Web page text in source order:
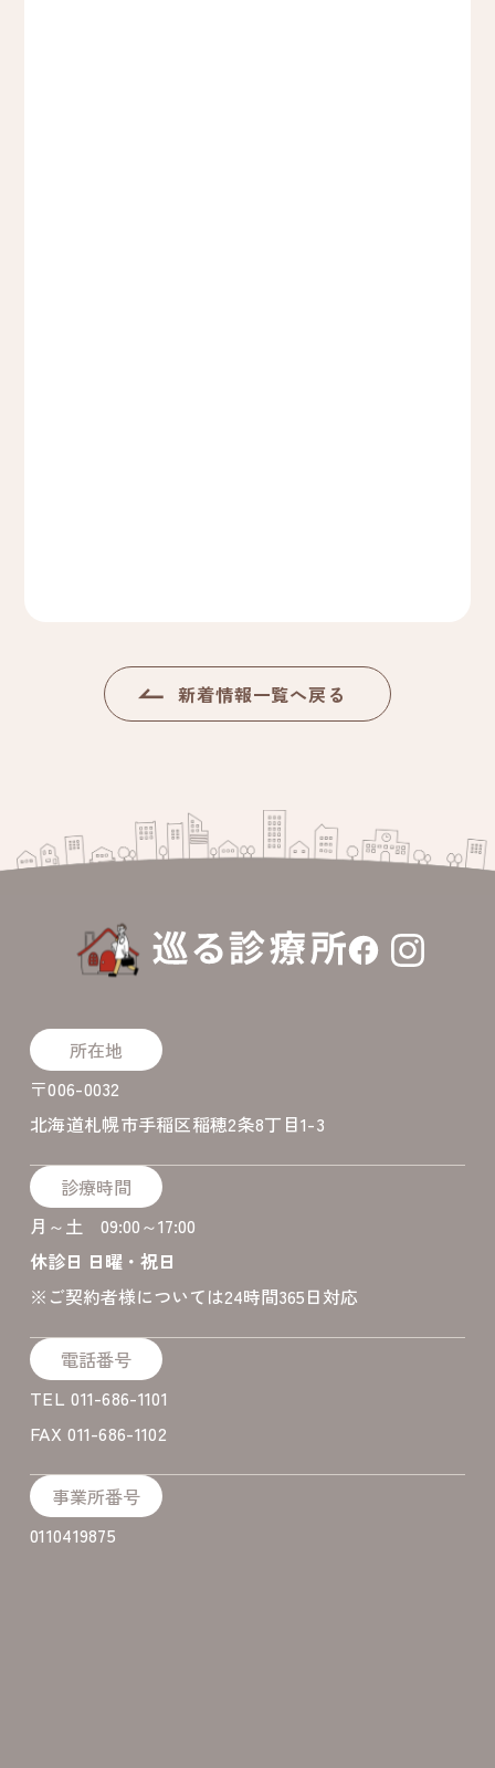
新着情報一覧へ戻る
所在地
〒006-0032
北海道札幌市手稲区稲穂2条8丁目1-3
診療時間
月～土 09:00～17:00
休診日 日曜・祝日
​※ご契約者様については24時間365日対応
電話番号
TEL 011-686-1101
FAX 011-686-1102
事業所番号
0110419875